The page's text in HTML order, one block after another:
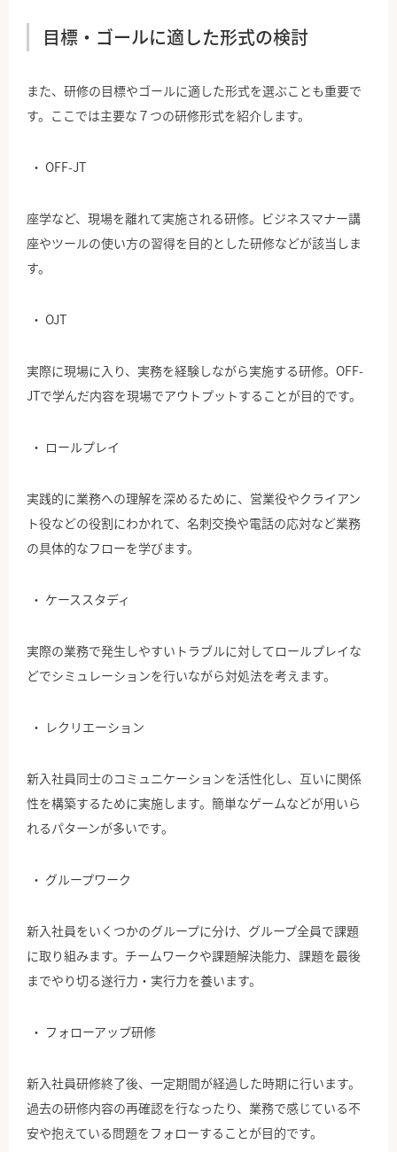
目標・ゴールに適した形式の検討
また、研修の目標やゴールに適した形式を選ぶことも重要で
す。ここでは主要な７つの研修形式を紹介します。
OFF-JT
座学など、現場を離れて実施される研修。ビジネスマナー講
座やツールの使い方の習得を目的とした研修などが該当しま
す。
OJT
実際に現場に入り、実務を経験しながら実施する研修。OFF-
JTで学んだ内容を現場でアウトプットすることが目的です。
ロールプレイ
実践的に業務への理解を深めるために、営業役やクライアン
ト役などの役割にわかれて、名刺交換や電話の応対など業務
の具体的なフローを学びます。
ケーススタディ
実際の業務で発生しやすいトラブルに対してロールプレイな
どでシミュレーションを行いながら対処法を考えます。
レクリエーション
新入社員同士のコミュニケーションを活性化し、互いに関係
性を構築するために実施します。簡単なゲームなどが用いら
れるパターンが多いです。
グループワーク
新入社員をいくつかのグループに分け、グループ全員で課題
に取り組みます。チームワークや課題解決能力、課題を最後
までやり切る遂行力・実行力を養います。
フォローアップ研修
新入社員研修終了後、一定期間が経過した時期に行います。
過去の研修内容の再確認を行なったり、業務で感じている不
安や抱えている問題をフォローすることが目的です。